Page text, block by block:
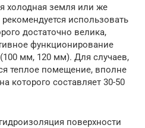
холодная земля или же
использовать
достаточно велика,
функционирование
мм, 120 мм). Для случаев,
теплое помещение, вполне
которого составляет 30-50
поверхности